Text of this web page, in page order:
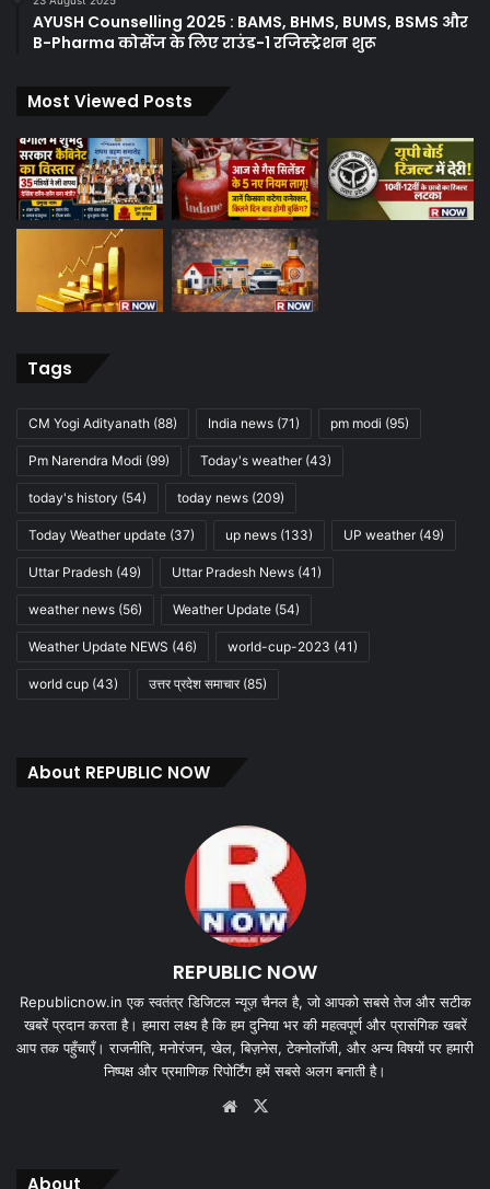
AYUSH Counselling 2025 : BAMS, BHMS, BUMS, BSMS और
B-Pharma कोर्सेज के लिए राउंड-1 रजिस्ट्रेशन शुरू
Most Viewed Posts
Tags
CM Yogi Adityanath (88) India news (71) pm modi (95)
Pm Narendra Modi (99) Today's weather(43)
today's history (54) today news (209)
Today Weather update (37) up news (133) UP weather(49)
Uttar Pradesh (49) Uttar Pradesh News (41)
weather news (56) Weather Update (54)
Weather Update NEWS (46) world-cup-2023 (41)
world cup (43) उत्तर प्रदेश समाचार(85)
About REPUBLIC NOW
REPUBLIC NOW
Republicnow.in एक स्वतंत्र डिजिटल न्यूज़ चैनल है, जो आपको सबसे तेज और सटीक
खबरें प्रदान करता है। हमारा लक्ष्य है कि हम दुनिया भर की महत्वपूर्ण और प्रासंगिक खबरें
आप तक पहुँचाएँ। राजनीति, मनोरंजन, खेल, बिज़नेस, टेक्नोलॉजी, और अन्य विषयों पर हमारी
निष्पक्ष और प्रमाणिक रिपोर्टिंग हमें सबसे अलग बनाती है।
Website
About